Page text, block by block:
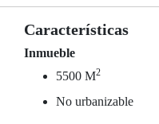
Características
Inmueble
5500 M2
No urbanizable